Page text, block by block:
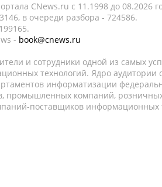
CNews.ru c 11.1998 до 08.2026
в очереди разбора - 724586.
- book@cnews.ru
и сотрудники одной из самых
технологий. Ядро
информатизации
промышленных компаний,
поставщиков информационных